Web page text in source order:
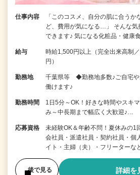
仕事内容
「このコスメ、自分の肌に合う
ど、費用が気になる…」 そんな
できます♪ 気になる化粧品・健康
給与
時給1,500円以上（完全出来高制
円）
勤務地
千葉県等 ◆勤務地多数♪ご自宅や
働けます♪
勤務時間
1日5分～OK！好きな時間やスキ
み～中長期まで幅広く大歓迎♪…
応募資格
未経験OK＆年齢不問！夏休みの
会社員・派遣社員・契約社員・個
イト・主婦（夫）・フリーター
後で見る 詳細を